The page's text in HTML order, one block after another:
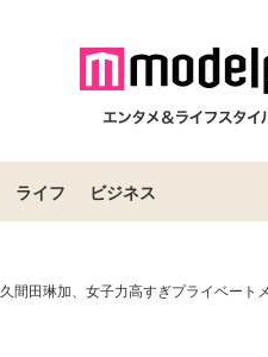
ライフ ビジネス
間田琳加、女子力高すぎプライベート